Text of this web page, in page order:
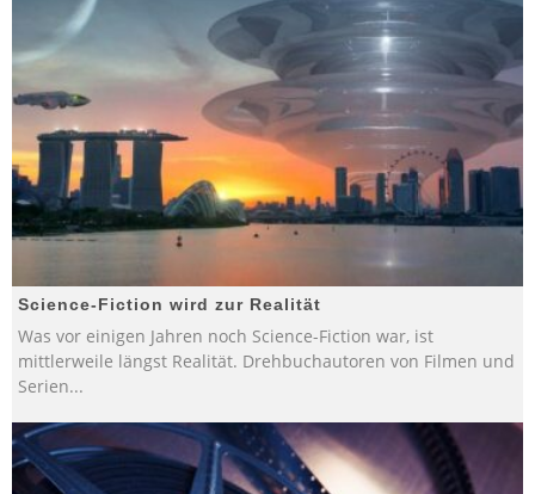
Science-Fiction wird zur Realität
Was vor einigen Jahren noch Science-Fiction war, ist
mittlerweile längst Realität. Drehbuchautoren von Filmen und
Serien...